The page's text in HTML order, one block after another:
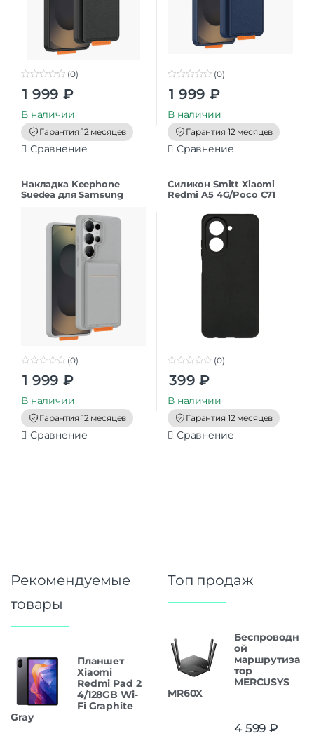
t
o
f
5
(0)
1 999 ₽
В наличии
Гарантия 12 месяцев
Сравнение
t
o
f
5
(0)
1 999 ₽
В наличии
Гарантия 12 месяцев
Сравнение
Накладка Keephone
Suedea для Samsung
t
o
f
5
(0)
1 999 ₽
В наличии
Гарантия 12 месяцев
Сравнение
Силикон Smitt Xiaomi
Redmi A5 4G/Poco C71
o
t
o
f
5
(0)
399 ₽
В наличии
Гарантия 12 месяцев
Сравнение
Рекомендуемые
товары
Планшет
Xiaomi
Redmi Pad 2
4/128GB Wi-
Fi Graphite
Gray
Топ продаж
Беспроводн
ой
маршрутиза
тор
MERCUSYS
MR60X
4 599 ₽